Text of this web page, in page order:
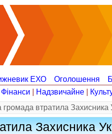
ЕХО Оголошення
Фінанси Надзвичайне
громада втратила Захисника
Захисника